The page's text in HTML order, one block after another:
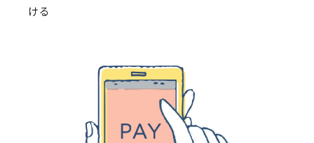
ける